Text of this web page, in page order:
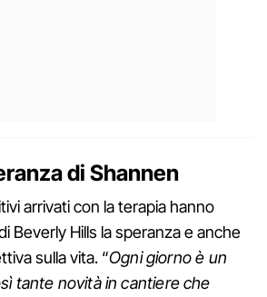
di Shannen
arrivati con la terapia hanno
Beverly Hills la speranza e anche
sulla vita. “Ogni giorno è un
tante novità in cantiere che